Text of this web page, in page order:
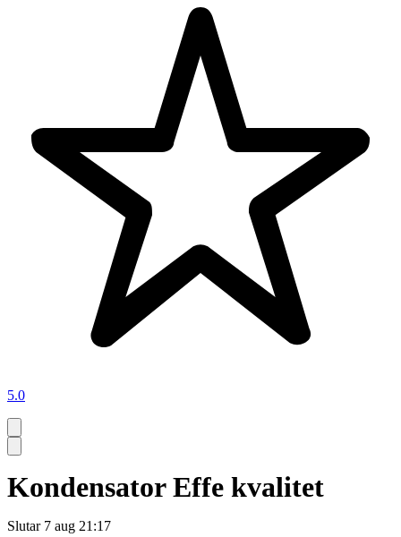
5.0
Kondensator Effe kvalitet
Slutar 7 aug 21:17